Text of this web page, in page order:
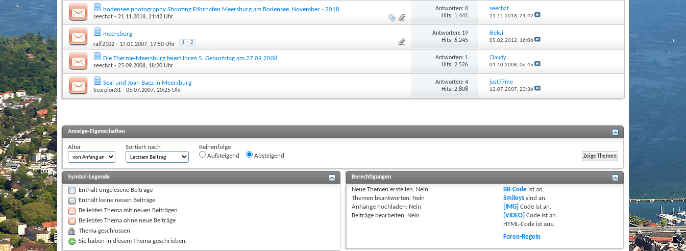
bodensee.photography Shooting Fährhafen Meersburg am Bodensee, November - 2018
seechat - 21.11.2018, 21:42 Uhr
Antworten: 0
Hits: 1.441
seechat
21.11.2018, 21:42
meersburg
ralf2102 - 17.01.2007, 17:50 Uhr 1 2
Antworten: 19
Hits: 6.245
kleksi
05.02.2012, 16:06
Die Therme-Meersburg feiert Ihren 5. Geburtstag am 27.09.2008
seechat - 25.09.2008, 18:20 Uhr
Antworten: 1
Hits: 2.526
Claudy
01.10.2008, 06:45
Seal und Joan Baez in Meersburg
Scorpion31 - 05.07.2007, 20:25 Uhr
Antworten: 4
Hits: 2.808
just77me
12.07.2007, 23:36
Anzeige-Eigenschaften
Alter Sortiert nach
Reihenfolge
Aufsteigend
Absteigend
Symbol-Legende
Enthält ungelesene Beiträge
Enthält keine neuen Beiträge
Beliebtes Thema mit neuen Beiträgen
Beliebtes Thema ohne neue Beiträge
Thema geschlossen
Sie haben in diesem Thema geschrieben.
Berechtigungen
Neue Themen erstellen: Nein
Themen beantworten: Nein
Anhänge hochladen: Nein
Beiträge bearbeiten: Nein
BB-Code istan.
Smileys sindan.
[IMG] Code istan.
[VIDEO] Code istan.
HTML-Code istaus.
Foren-Regeln